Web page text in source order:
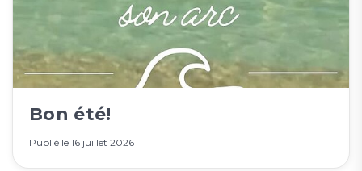
Bon été!
Publié le 16 juillet 2026